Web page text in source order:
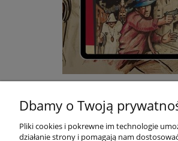
E-BOOK: Kōmisorz Hanusik i
Karminadla - M.
$5.87
Dbamy o Twoją
Pliki cookies i pokrewne im technologie
działanie strony i pomagają nam